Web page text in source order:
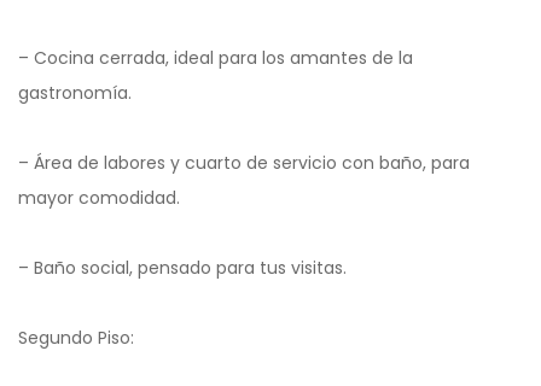
– Cocina cerrada, ideal para los amantes de la
gastronomía.
– Área de labores y cuarto de servicio con baño, para
mayor comodidad.
– Baño social, pensado para tus visitas.
Segundo Piso: